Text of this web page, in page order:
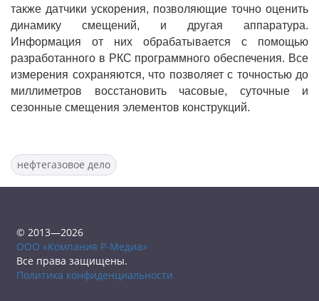
также датчики ускорения, позволяющие точно оценить
динамику смещений, и другая аппаратура.
Информация от них обрабатывается с помощью
разработанного в РКС программного обеспечения. Все
измерения сохраняются, что позволяет с точностью до
миллиметров восстановить часовые, суточные и
сезонные смещения элементов конструкций.
нефтегазовое дело
© 2013—2026
ООО «Компания Р-Медиа»
Все права защищены.
Политика конфиденциальности